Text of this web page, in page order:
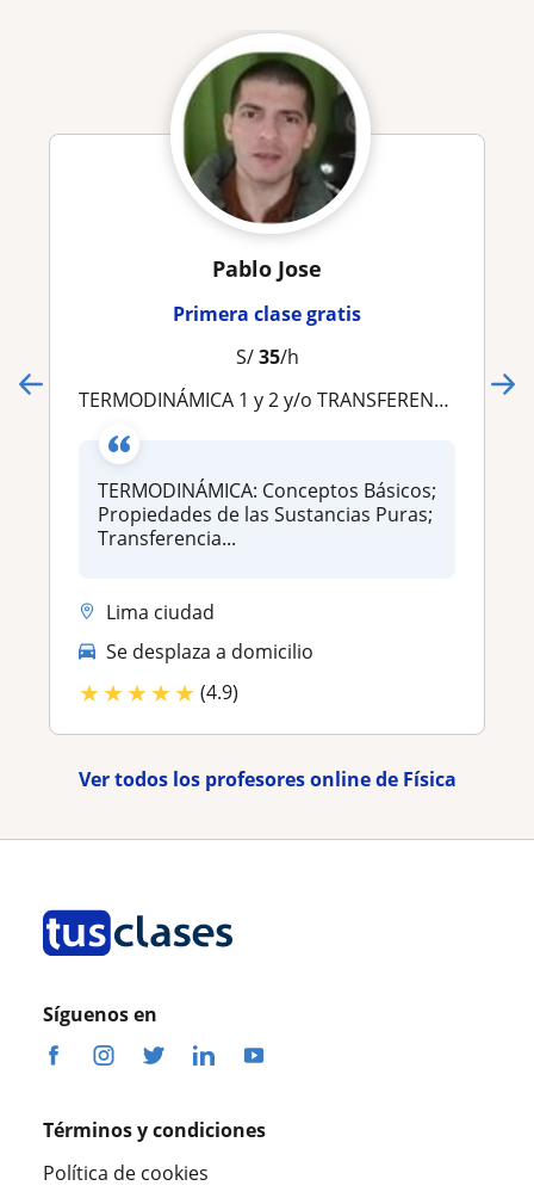
Pablo Jose
Primera clase gratis
S/35/h
TERMODINÁMICA 1 y 2 y/o TRANSFERENCIA DE CALOR 1 y 2
TERMODINÁMICA: Conceptos Básicos;
Propiedades de las Sustancias Puras;
Transferencia...
Lima ciudad
Se desplaza a domicilio
★★★★★ (4.9)
Ver todos los profesores online de Física
Síguenos en
Términos y condiciones
Política de cookies